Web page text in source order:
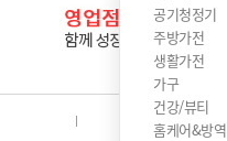
이달의혜택
공기청정기
주방가전
생활가전
가구
건강/뷰티
홈케어&방역